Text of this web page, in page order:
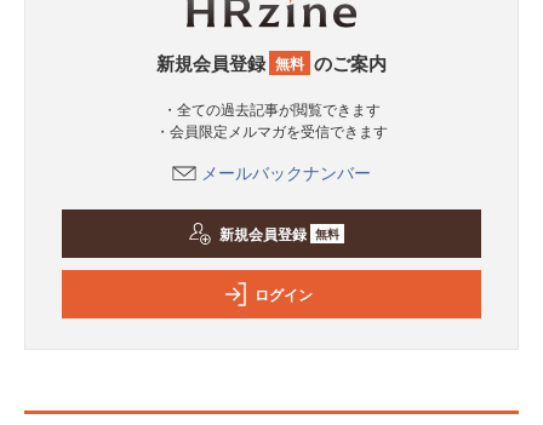
新規会員登録 無料 のご案内
・全ての過去記事が閲覧できます
・会員限定メルマガを受信できます
メールバックナンバー
新規会員登録 無料
ログイン